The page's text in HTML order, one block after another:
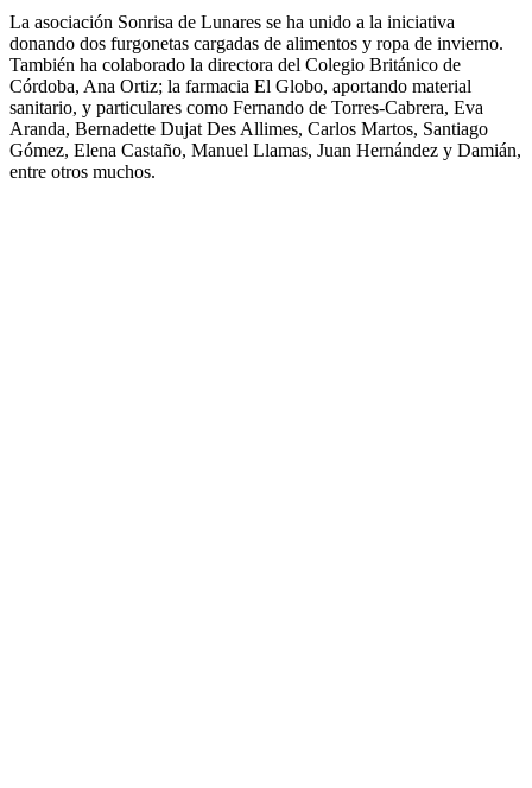
La asociación Sonrisa de Lunares se ha unido a la iniciativa
donando dos furgonetas cargadas de alimentos y ropa de invierno.
También ha colaborado la directora del Colegio Británico de
Córdoba, Ana Ortiz; la farmacia El Globo, aportando material
sanitario, y particulares como Fernando de Torres-Cabrera, Eva
Aranda, Bernadette Dujat Des Allimes, Carlos Martos, Santiago
Gómez, Elena Castaño, Manuel Llamas, Juan Hernández y Damián,
entre otros muchos.